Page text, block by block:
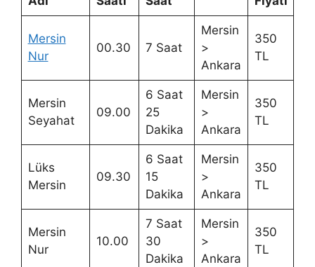
Mersin
Nur
00.30 7 Saat
Mersin
>
Ankara
350
TL
Mersin
Seyahat
09.00
6 Saat
25
Dakika
Mersin
>
Ankara
350
TL
Lüks
Mersin
09.30
6 Saat
15
Dakika
Mersin
>
Ankara
350
TL
Mersin
Nur
10.00
7 Saat
30
Dakika
Mersin
>
Ankara
350
TL